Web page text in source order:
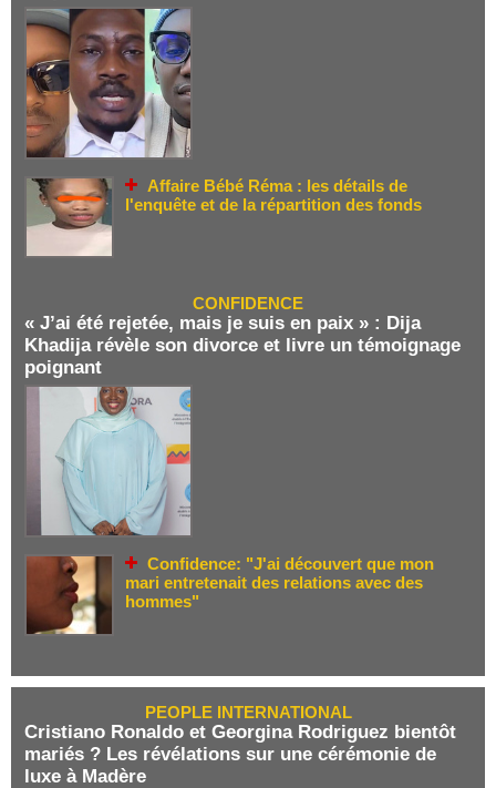
Affaire Bébé Réma : les détails de
l'enquête et de la répartition des fonds
CONFIDENCE
« J’ai été rejetée, mais je suis en paix » : Dija
Khadija révèle son divorce et livre un témoignage
poignant
Confidence: "J'ai découvert que mon
mari entretenait des relations avec des
hommes"
PEOPLE INTERNATIONAL
Cristiano Ronaldo et Georgina Rodriguez bientôt
mariés ? Les révélations sur une cérémonie de
luxe à Madère